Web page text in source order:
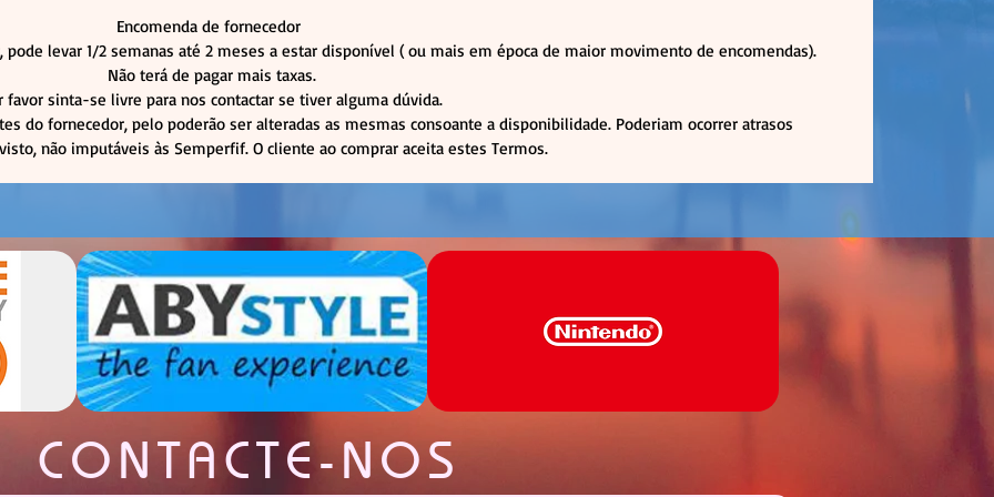
Encomenda de fornecedor
levar 1/2 semanas até 2 meses a estar disponível ( ou mais em época de maior movimento de encomendas).
Não terá de pagar mais taxas.
favor sinta-se livre para nos contactar se tiver alguma dúvida.
do fornecedor, pelo poderão ser alteradas as mesmas consoante a disponibilidade. Poderiam ocorrer atrasos
não imputáveis às Semperfif. O cliente ao comprar aceita estes Termos.
CONTACTE-NOS